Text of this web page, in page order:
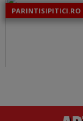
PARINTISIPITICI.RO